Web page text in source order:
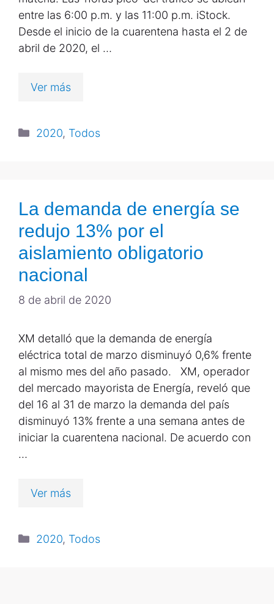
entre las 6:00 p.m. y las 11:00 p.m. iStock.
Desde el inicio de la cuarentena hasta el 2 de
abril de 2020, el …
Ver más
2020, Todos
La demanda de energía se
redujo 13% por el
aislamiento obligatorio
nacional
8 de abril de 2020
XM detalló que la demanda de energía
eléctrica total de marzo disminuyó 0,6% frente
al mismo mes del año pasado. XM, operador
del mercado mayorista de Energía, reveló que
del 16 al 31 de marzo la demanda del país
disminuyó 13% frente a una semana antes de
iniciar la cuarentena nacional. De acuerdo con
…
Ver más
2020, Todos